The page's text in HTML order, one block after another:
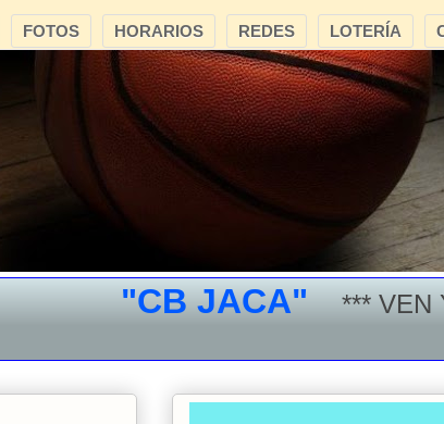
LOTERÍA
REDES
HORARIOS
FOTOS
"CB JACA" *** VEN Y